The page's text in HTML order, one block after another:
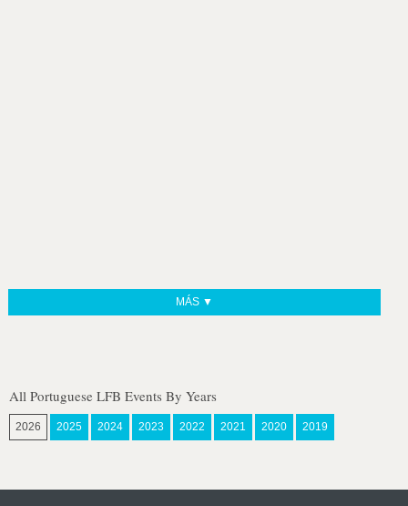
MÁS ▼
All Portuguese LFB Events By Years
2026 2025 2024 2023 2022 2021 2020 2019